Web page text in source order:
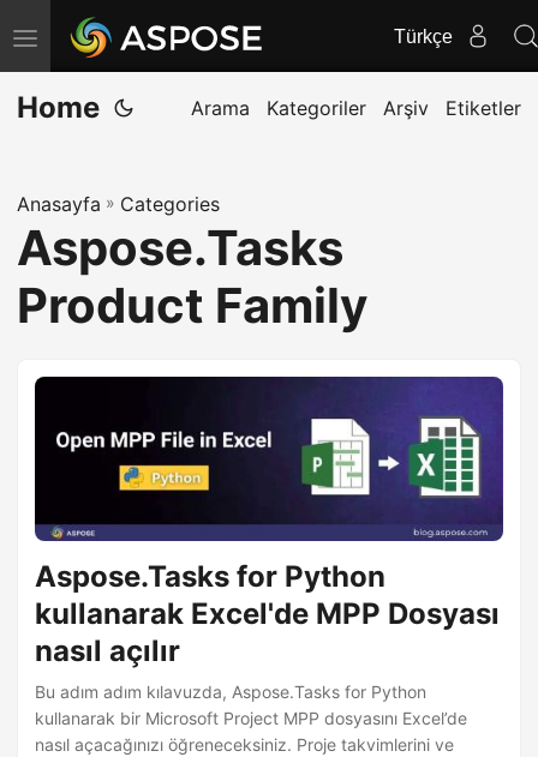
G
e
z
m
e
i
e
Türkçe
Home Arama Kategoriler Arşiv Etiketler
Anasayfa » Categories
Aspose.Tasks
Product Family
Aspose.Tasks for Python
kullanarak Excel'de MPP Dosyası
nasıl açılır
Bu adım adım kılavuzda, Aspose.Tasks for Python
kullanarak bir Microsoft Project MPP dosyasını Excel’de
nasıl açacağınızı öğreneceksiniz. Proje takvimlerini ve